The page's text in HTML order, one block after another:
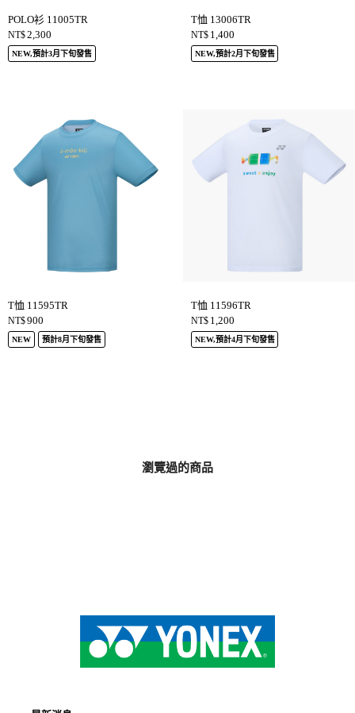
POLO衫 11005TR
NT$2,300
NEW,預計3月下旬發售
T恤 13006TR
NT$ 1,400
NEW,預計2月下旬發售
T恤 11595TR
NT$900
NEW 預計8月下旬發售
T恤 11596TR
NT$ 1,200
NEW,預計4月下旬發售
瀏覽過的商品